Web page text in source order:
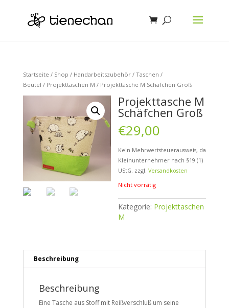
Startseite / Shop / Handarbeitszubehör/ Taschen /
Beutel / Projekttaschen M / Projekttasche M Schäfchen Groß
Projekttasche M
Schäfchen Groß
€29,00
Kein Mehrwertsteuerausweis, da
Kleinunternehmer nach §19 (1)
UStG. zzgl.Versandkosten
Nicht vorrätig
Kategorie: Projekttaschen
M
Beschreibung
Beschreibung
Eine Tasche aus Stoff mit Reißverschluß um seine